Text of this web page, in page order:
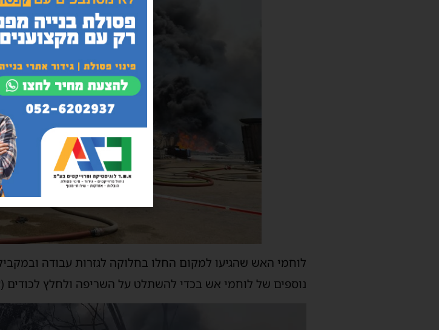
לוחמי האש שהגיעו למקום החלו בחלוקה לגזרות עבודה
נוספים של לוחמי אש בכדי להשתלט על השריפה ולחלץ לכודים